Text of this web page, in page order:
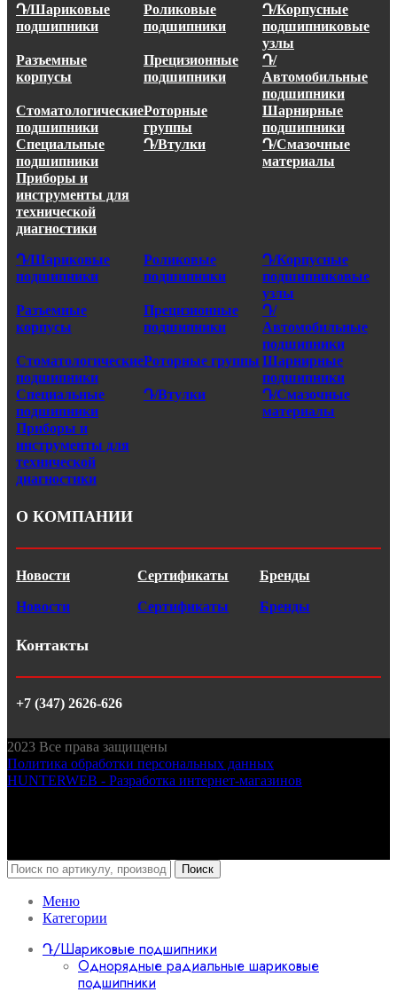
Դ/Шариковые
подшипники
Роликовые
подшипники
Դ/Корпусные
подшипниковые
узлы
Разъемные
корпусы
Прецизионные
подшипники
Դ/
Автомобильные
подшипники
Стоматологические
подшипники
Роторные
группы
Шарнирные
подшипники
Специальные
подшипники
Դ/Втулки
Դ/Смазочные
материалы
Приборы и
инструменты для
технической
диагностики
Դ/Шариковые
подшипники
Роликовые
подшипники
Դ/Корпусные
подшипниковые
узлы
Разъемные
корпусы
Прецизионные
подшипники
Դ/
Автомобильные
подшипники
Стоматологические
подшипники
Роторные группы Шарнирные
подшипники
Специальные
подшипники
Դ/Втулки
Դ/Смазочные
материалы
Приборы и
инструменты для
технической
диагностики
О КОМПАНИИ
Новости Сертификаты Бренды
Новости Сертификаты Бренды
Контакты
+7 (347) 2626-626
2023 Все права защищены
Политика обработки персональных данных
HUNTERWEB - Разработка интернет-магазинов
Поиск
Меню
Категории
Դ/Шариковые подшипники
Однорядные радиальные шариковые
подшипники